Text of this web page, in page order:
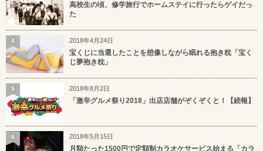
高校生の頃、修学旅行でホームステイに行ったらゲイだっ
た
2018年4月24日
宝くじに当選したことを想像しながら眠れる抱き枕「宝く
じ夢抱き枕」
4
2018年8月2日
「激辛グルメ祭り2018」出店店舗がぞくぞくと！【続報】
5
2018年5月15日
月額たった1500円で定額制カラオケサービス始まる「カラ
6